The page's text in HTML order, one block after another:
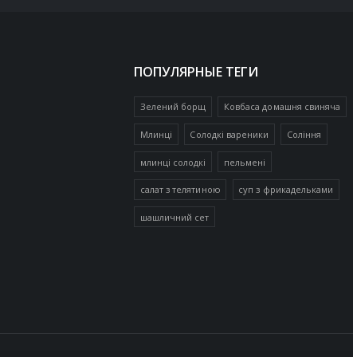
ПОПУЛЯРНЫЕ ТЕГИ
Зелений борщ Ковбаса домашня свиняча
Млинці Солодкі вареники Соління
млинці солодкі пельмені
салат з телятиною суп з фрикадельками
шашличний сет